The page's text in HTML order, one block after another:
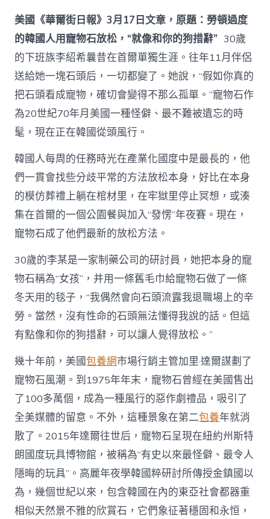
《華
爾
街
日
報》
查
甜
心
寶
物
包
網：
孤
獨
勞
頓，
韓
國
人
迷
上
“寵
物
石”
_
中
國
網〉
中
美國《華爾街日報》3月17日文章，原題：勞頓過度
的韓國人用寵物石放松，“就像和你的狗措辭”30歲
的下班族李紹希曩昔在首爾單獨生涯。往年11月伴侶
送給她一塊石頭后，一切都變了。她說，“假如你真的
把石頭看成寵物，確切會變得不那么孤單。”寵物石作
為20世紀70年月美國一種怪僻、最不難被遺忘的時
髦，現在正在韓國從頭風行。
韓國人每周的任務時光在產業化國度中是最長的，他
們一貫會找些分歧平常的方法放松本身，好比在本身
的模仿葬禮上躺在棺材里，在牢獄里停止冥想，或湊
集在首爾的一個公園餐與加入“發愣”年夜賽。現在，
寵物石成了他們最新的放松方法。
30歲的李某是一家制藥公司的研討員，她把本身的寵
物石稱為“女孩”，并用一條舊毛巾給寵物石做了一條
冬天用的毯子，“我偶然會向石頭流露我退職場上的辛
勞。當然，沒有性命的石頭無法懂得我說的話。但這
有點像和你的狗措辭，可以讓人覺得放松。”
幾十年前，美國包養網市場行銷主管加里·達爾謀劃了
寵物石風潮。到1975年年末，寵物石曾經在美國售出
了100多萬個，成為一種風行的惡作劇禮品，吸引了
全美媒體的留意。不外，這種景象在第二包養年就消
散了。2015年達爾往世后，寵物石呈現在紐約州斯特
朗國度玩具博物館，被稱為“有史以來最怪僻、最令人
隱晦的玩具”。高麗年夜學韓國粹研討所傳授金鎮國以
為，幾個世紀以來，包含韓國在內的東亞社會都器重
相似天然景不雅的欣賞石，它們象征著穩固和永恒，